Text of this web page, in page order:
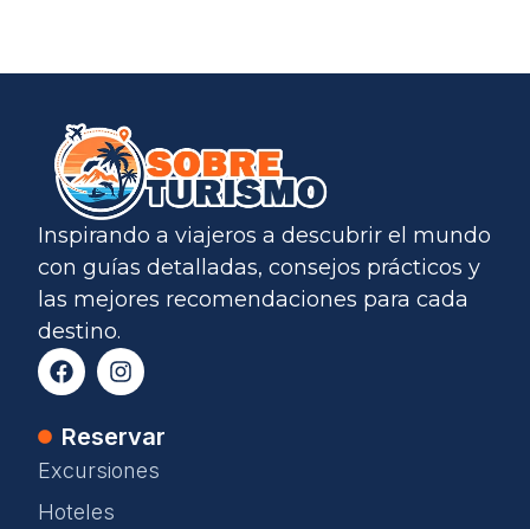
Inspirando a viajeros a descubrir el mundo
con guías detalladas, consejos prácticos y
las mejores recomendaciones para cada
destino.
Reservar
Excursiones
Hoteles